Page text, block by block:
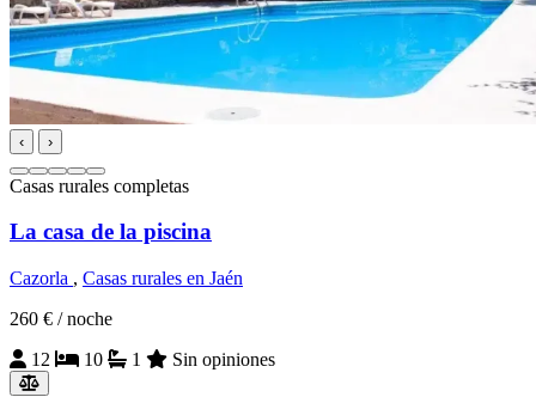
‹ ›
Casas rurales completas
La casa de la piscina
Cazorla , Casas rurales en Jaén
260 € / noche
12
10 1 Sin opiniones